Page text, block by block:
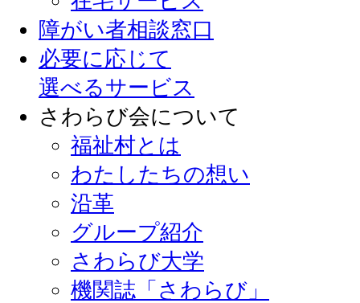
障がい者相談窓口
必要に応じて
選べるサービス
さわらび会について
福祉村とは
わたしたちの想い
沿革
グループ紹介
さわらび大学
機関誌「さわらび」